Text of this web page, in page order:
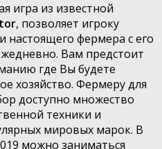
игра из известной
, позволяет игроку
настоящего фермера с его
Вам предстоит
где Вы будете
хозяйство. Фермеру для
доступно множество
техники и
мировых марок. В
можно заниматься